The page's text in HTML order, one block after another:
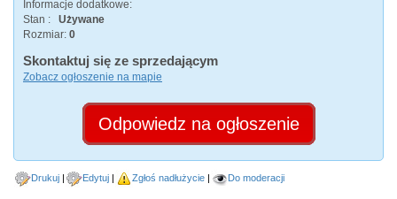
Informacje dodatkowe:
Stan :
Używane
Rozmiar: 0
Skontaktuj się ze sprzedającym
Zobacz ogłoszenie na mapie
Odpowiedz na ogłoszenie
Drukuj Edytuj Zgłoś nadłużycie Do moderacji